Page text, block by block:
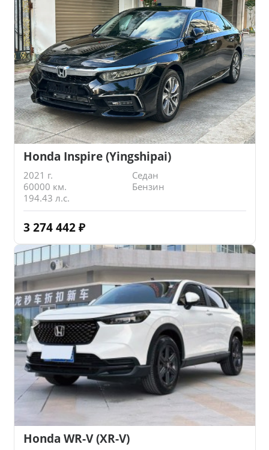
Honda Inspire (Yingshipai)
2021 г.
Седан
60000 км.
Бензин
194.43 л.с.
3 274 442 ₽
Honda WR-V (XR-V)